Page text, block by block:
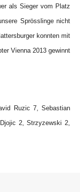
als Sieger vom Platz
Sprösslinge nicht
konnten mit
Vienna 2013 gewinnt
Ruzic 7,Sebastian
2, Strzyzewski 2,